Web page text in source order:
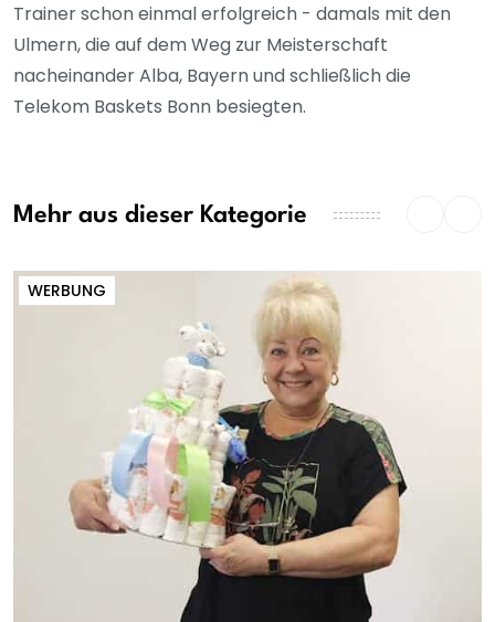
Trainer schon einmal erfolgreich - damals mit den
Ulmern, die auf dem Weg zur Meisterschaft
nacheinander Alba, Bayern und schließlich die
Telekom Baskets Bonn besiegten.
Mehr aus dieser Kategorie
WERBUNG